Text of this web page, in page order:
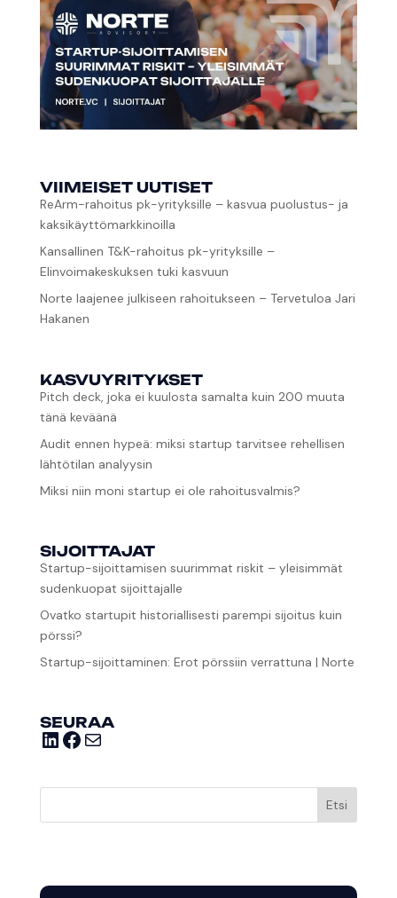
VIIMEISET UUTISET
ReArm-rahoitus pk-yrityksille – kasvua puolustus- ja
kaksikäyttömarkkinoilla
Kansallinen T&K-rahoitus pk-yrityksille –
Elinvoimakeskuksen tuki kasvuun
Norte laajenee julkiseen rahoitukseen – Tervetuloa Jari
Hakanen
KASVUYRITYKSET
Pitch deck, joka ei kuulosta samalta kuin 200 muuta
tänä keväänä
Audit ennen hypeä: miksi startup tarvitsee rehellisen
lähtötilan analyysin
Miksi niin moni startup ei ole rahoitusvalmis?
SIJOITTAJAT
Startup-sijoittamisen suurimmat riskit – yleisimmät
sudenkuopat sijoittajalle
Ovatko startupit historiallisesti parempi sijoitus kuin
pörssi?
Startup-sijoittaminen: Erot pörssiin verrattuna | Norte
SEURAA
LinkedIn
Facebook
Sähköposti
Etsi